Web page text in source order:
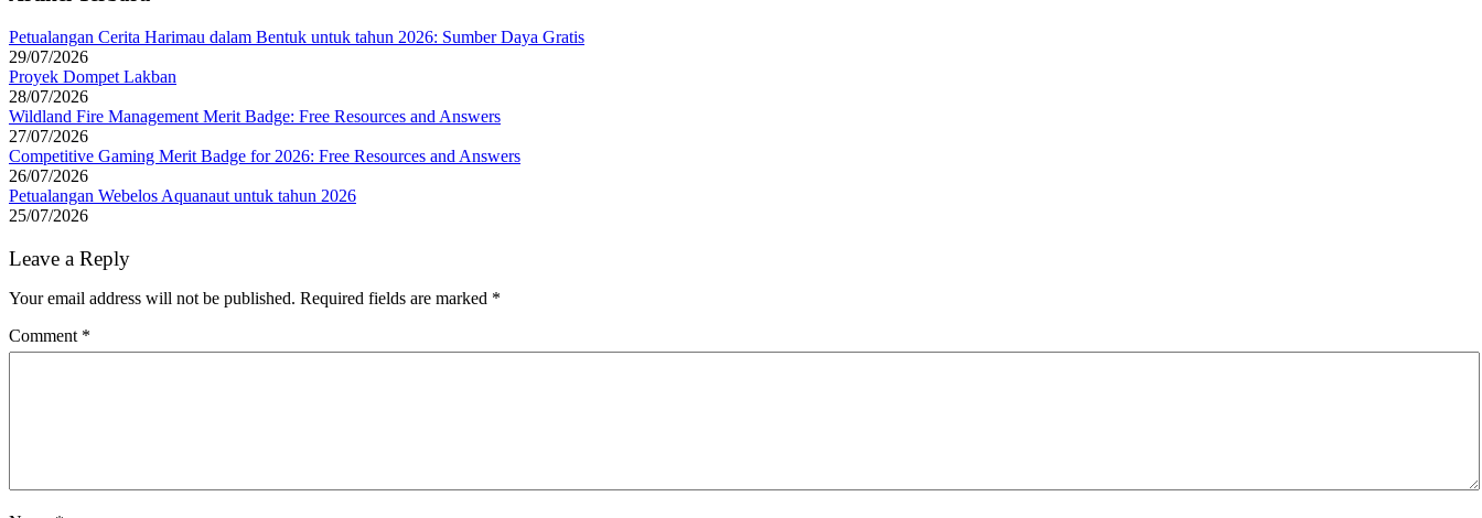
Petualangan Cerita Harimau dalam Bentuk untuk tahun 2026: Sumber Daya Gratis
29/07/2026
Proyek Dompet Lakban
28/07/2026
Wildland Fire Management Merit Badge: Free Resources and Answers
27/07/2026
Competitive Gaming Merit Badge for 2026: Free Resources and Answers
26/07/2026
Petualangan Webelos Aquanaut untuk tahun 2026
25/07/2026
Leave a Reply
Your email address will not be published. Required fields are marked *
Comment *